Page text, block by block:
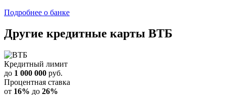
Подробнее о банке
Другие кредитные карты ВТБ
Кредитный лимит
до 1 000 000 руб.
Процентная ставка
от 16% до 26%